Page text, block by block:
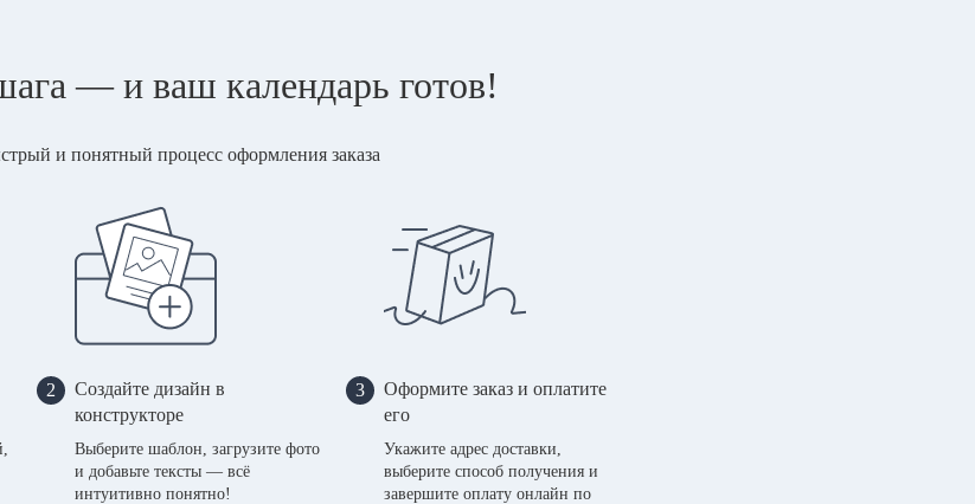
— и ваш календарь готов!
и понятный процесс оформления заказа
2
Создайте дизайн в
конструкторе
Выберите шаблон, загрузите фото
и добавьте тексты — всё
интуитивно понятно!
3
Оформите заказ и оплатите
его
Укажите адрес доставки,
выберите способ получения и
завершите оплату онлайн по